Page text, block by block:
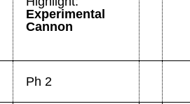
Experimental
Cannon
Ph 2